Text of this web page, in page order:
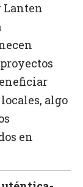
Lanten
algo
en